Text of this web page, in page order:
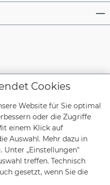
Mehrwertsteuer zzgl.
Cookies
Website für Sie optimal
oder die Zugriffe
einem Klick auf
Auswahl. Mehr dazu in
. Unter „Einstellungen"
treffen. Technisch
gesetzt, wenn Sie die